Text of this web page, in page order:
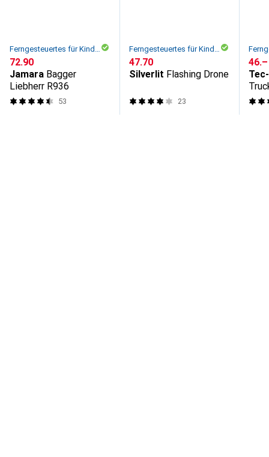
Ferngesteuertes für Kinder
CHF
72.90
Jamara Bagger
Liebherr R936
53
Ferngesteuertes für Kinder
CHF
47.70
Silverlit Flashing Drone
23
CHF
46.–